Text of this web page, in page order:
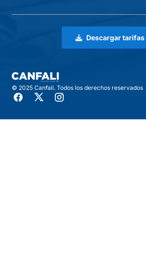
Descargar tarifas
© 2025 Canfali. Todos los derechos reservados